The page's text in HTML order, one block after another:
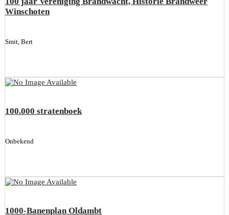
Winschoten
Smit, Bert
100.000 stratenboek
Onbekend
1000-Banenplan Oldambt